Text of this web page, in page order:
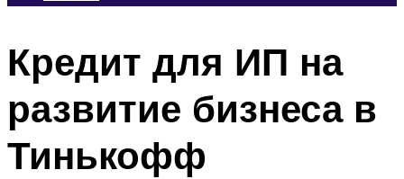
Кредит для ИП на
развитие бизнеса в
Тинькофф